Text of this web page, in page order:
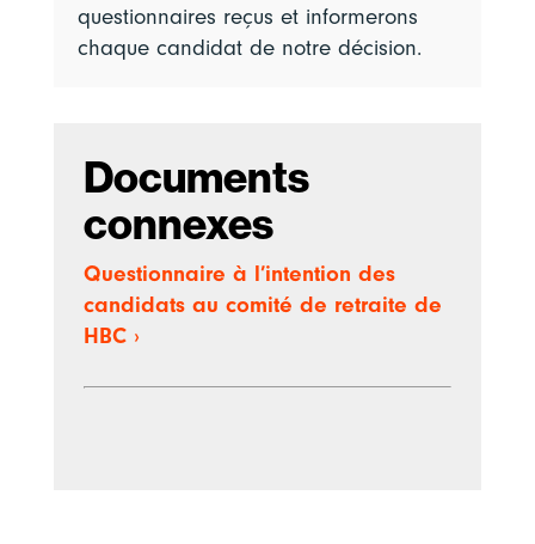
questionnaires reçus et informerons
chaque candidat de notre décision.
Documents
connexes
Questionnaire à l’intention des
candidats au comité de retraite de
HBC ›